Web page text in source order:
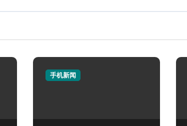
手机新闻